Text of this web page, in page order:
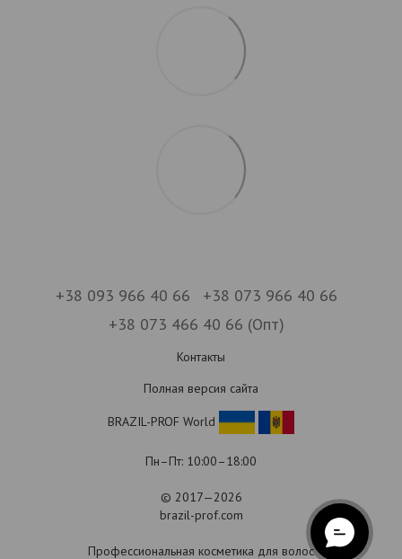
+38 093 966 40 66
+38 073 966 40 66
+38 073 466 40 66 (Опт)
Контакты
Полная версия сайта
BRAZIL-PROF World
Пн–Пт: 10:00–18:00
© 2017—2026
brazil-prof.com
Профессиональная косметика для волос